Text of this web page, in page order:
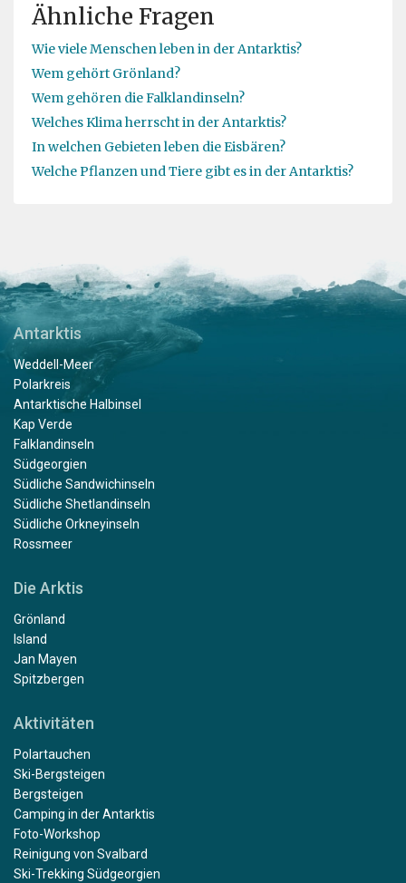
Ähnliche Fragen
Wie viele Menschen leben in der Antarktis?
Wem gehört Grönland?
Wem gehören die Falklandinseln?
Welches Klima herrscht in der Antarktis?
In welchen Gebieten leben die Eisbären?
Welche Pflanzen und Tiere gibt es in der Antarktis?
Antarktis
Weddell-Meer
Polarkreis
Antarktische Halbinsel
Kap Verde
Falklandinseln
Südgeorgien
Südliche Sandwichinseln
Südliche Shetlandinseln
Südliche Orkneyinseln
Rossmeer
Die Arktis
Grönland
Island
Jan Mayen
Spitzbergen
Aktivitäten
Polartauchen
Ski-Bergsteigen
Bergsteigen
Camping in der Antarktis
Foto-Workshop
Reinigung von Svalbard
Ski-Trekking Südgeorgien